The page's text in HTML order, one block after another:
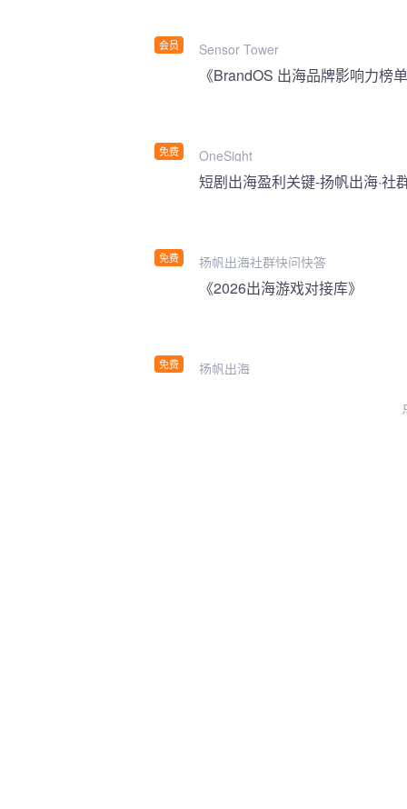
会员 Sensor Tower
免费
《BrandOS 出海品牌影响力榜
OneSight
免费
短剧出海盈利关键-扬帆出海·社
扬帆出海社群快问快答
免费
《2026出海游戏对接库》
扬帆出海